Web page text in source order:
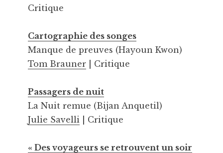
Critique
Cartographie des songes
Manque de preuves (Hayoun Kwon)
Tom Brauner | Critique
Passagers de nuit
La Nuit remue (Bijan Anquetil)
Julie Savelli | Critique
« Des voyageurs se retrouvent un soir